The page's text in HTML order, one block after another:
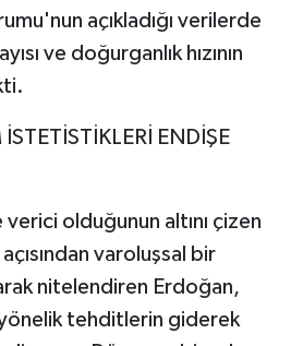
açıkladığı verilerde
ve doğurganlık hızının
ENDİŞE
olduğunun altını çizen
varoluşsal bir
nitelendiren Erdoğan,
tehditlerin giderek